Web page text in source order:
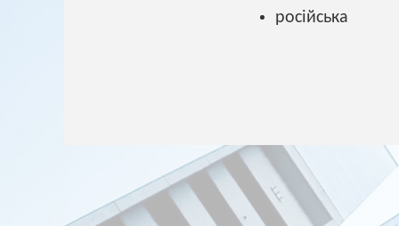
російська